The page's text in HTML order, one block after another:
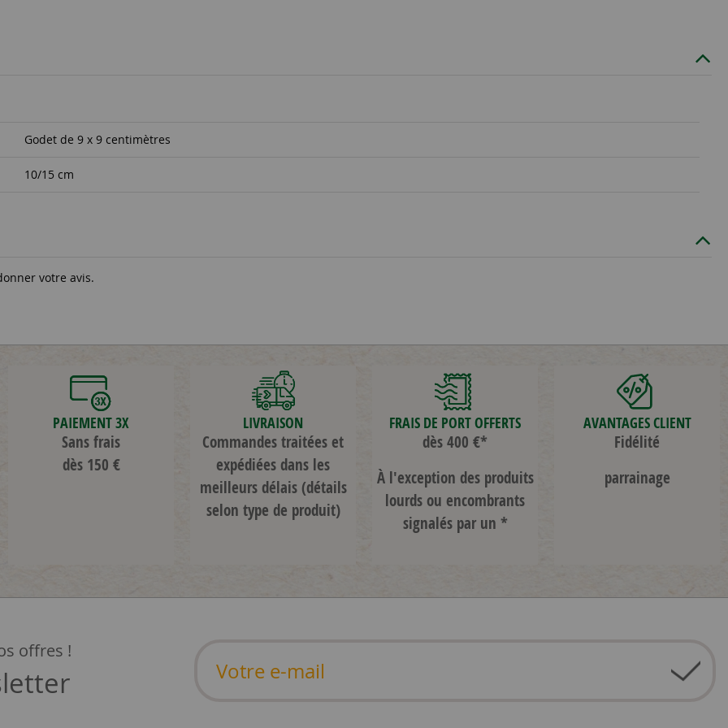
Godet de 9 x 9 centimètres
10/15 cm
votre avis.
PAIEMENT 3X
Sans frais
dès 150 €
LIVRAISON
Commandes traitées et
expédiées dans les
meilleurs délais(détails
selon type de produit)
FRAIS DE PORT OFFERTS
dès 400 €*
À l'exception des produits
lourds ou encombrants
signalés par un *
AVANTAGES CLIENT
Fidélité
parrainage
offres !